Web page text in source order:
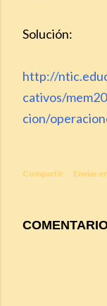
Solución:
http://
cativos/
cion/
Compartir Enviar